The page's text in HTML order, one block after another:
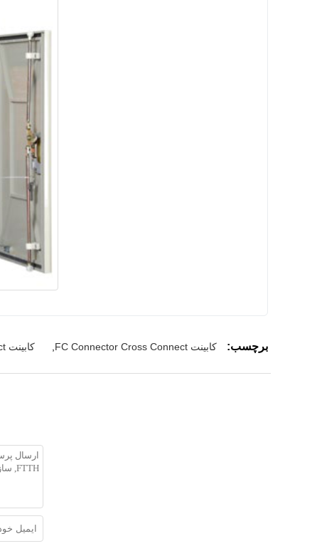
برچسب: کابینت FC Connector Cross Connect کابینت FTTH Cross Connect